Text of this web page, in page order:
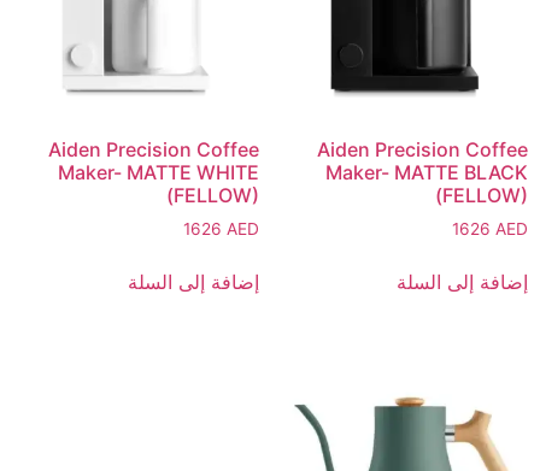
Aiden Precision Coffee
Maker- MATTE BLACK
(FELLOW)
1626 AED
إضافة إلى السلة
Aiden Precision Coffee
Maker- MATTE WHITE
(FELLOW)
1626AED
إضافة إلى السلة